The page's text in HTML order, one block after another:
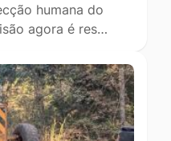
humana do
agora é res…